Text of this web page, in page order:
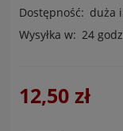
Dostępność: duża
Wysyłka w: 24
12,50 zł